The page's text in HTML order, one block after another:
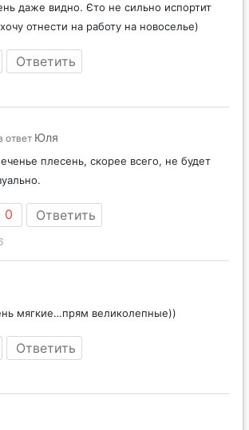
даже видно. Єто не сильно испортит
отнести на работу на новоселье)
Ответить
ответ Юля
плесень, скорее всего, не будет
0 Ответить
мягкие…прям великолепные))
Ответить